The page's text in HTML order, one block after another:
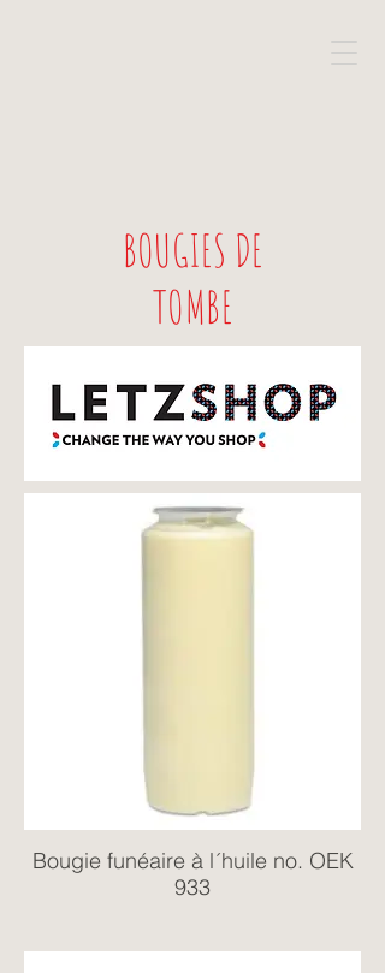
BOUGIES DE
TOMBE
Bougie funéaire à l´huile no. OEK
933